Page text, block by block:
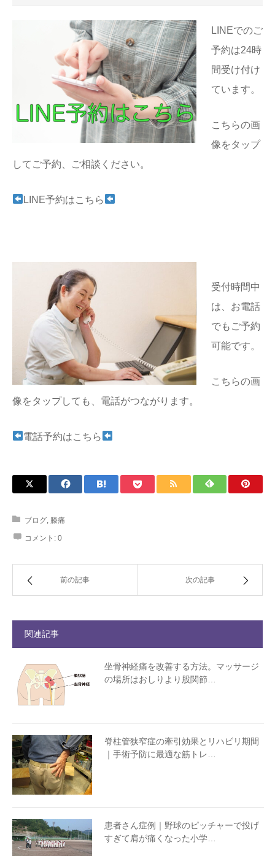
LINEでのご
予約は24時
間受け付け
ています。
こちらの画
像をタップ
してご予約、ご相談ください。
LINE予約はこちら
受付時間中
は、お電話
でもご予約
可能です。
こちらの画
像をタップしても、電話がつながります。
電話予約はこちら
ブログ, 膝痛
コメント: 0
前の記事 次の記事
関連記事
坐骨神経痛を改善する方法。マッサージ
の場所はおしりより股関節…
脊柱管狭窄症の牽引効果とリハビリ期間
｜手術予防に最適な筋トレ…
患者さん症例｜野球のピッチャーで投げ
すぎて肩が痛くなった小学…